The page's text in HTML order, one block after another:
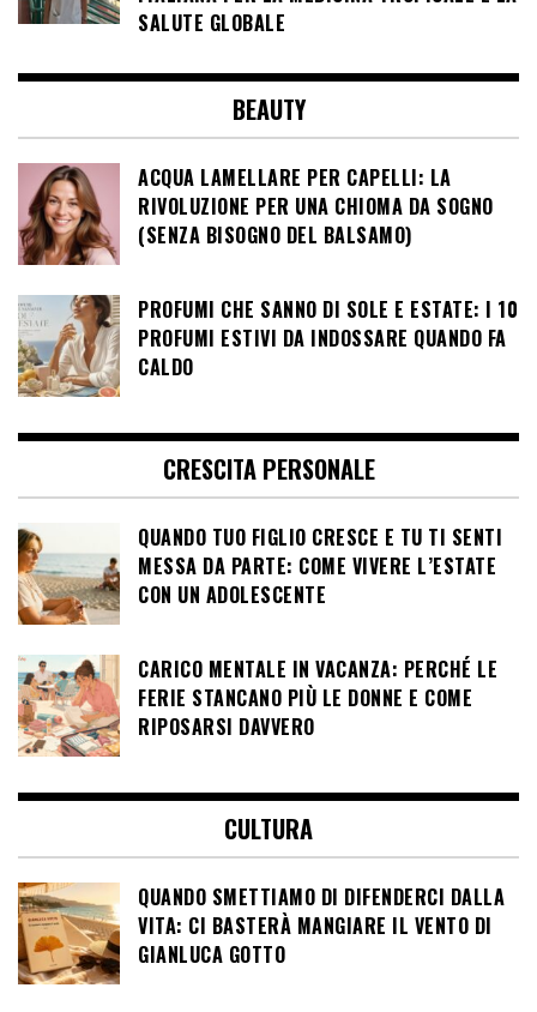
SALUTE GLOBALE
BEAUTY
ACQUA LAMELLARE PER CAPELLI: LA
RIVOLUZIONE PER UNA CHIOMA DA SOGNO
(SENZA BISOGNO DEL BALSAMO)
PROFUMI CHE SANNO DI SOLE E ESTATE: I 10
PROFUMI ESTIVI DA INDOSSARE QUANDO FA
CALDO
CRESCITA PERSONALE
QUANDO TUO FIGLIO CRESCE E TU TI SENTI
MESSA DA PARTE: COME VIVERE L’ESTATE
CON UN ADOLESCENTE
CARICO MENTALE IN VACANZA: PERCHÉ LE
FERIE STANCANO PIÙ LE DONNE E COME
RIPOSARSI DAVVERO
CULTURA
QUANDO SMETTIAMO DI DIFENDERCI DALLA
VITA: CI BASTERÀ MANGIARE IL VENTO DI
GIANLUCA GOTTO